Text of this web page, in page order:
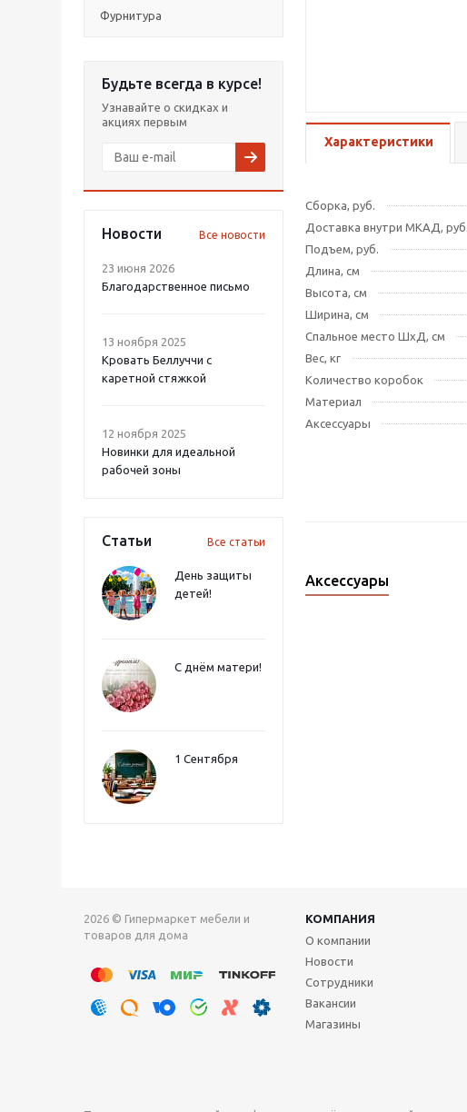
Фурнитура
Будьте всегда в курсе!
Узнавайте о скидках и
акциях первым
Новости Все новости
23 июня 2026
Благодарственное письмо
13 ноября 2025
Кровать Беллуччи с
каретной стяжкой
12 ноября 2025
Новинки для идеальной
рабочей зоны
Статьи Все статьи
День защиты
детей!
С днём матери!
1 Сентября
Характеристики
Сборка, руб.
Доставка внутри МКАД, руб.
Подъем, руб.
Длина, см
Высота, см
Ширина, см
Спальное место ШхД, см
Вес, кг
Количество коробок
Материал
Аксессуары
Аксессуары
2026 © Гипермаркет мебели и
товаров для дома
КОМПАНИЯ
О компании
Новости
Сотрудники
Вакансии
Магазины